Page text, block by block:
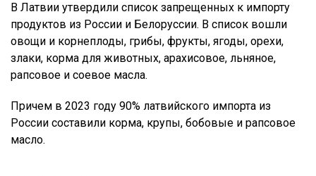
В Латвии утвердили список запрещенных к импорту
продуктов из России и Белоруссии. В список вошли
овощи и корнеплоды, грибы, фрукты, ягоды, орехи,
злаки, корма для животных, арахисовое, льняное,
рапсовое и соевое масла.
Причем в 2023 году 90% латвийского импорта из
России составили корма, крупы, бобовые и рапсовое
масло.